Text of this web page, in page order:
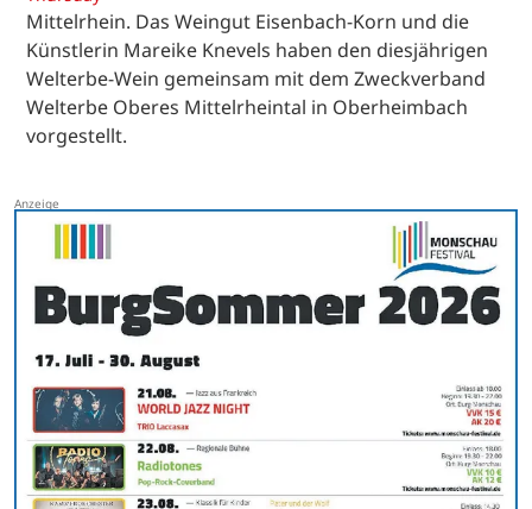
Mittelrhein. Das Weingut Eisenbach-Korn und die
Künstlerin Mareike Knevels haben den diesjährigen
Welterbe-Wein gemeinsam mit dem Zweckverband
Welterbe Oberes Mittelrheintal in Oberheimbach
vorgestellt.